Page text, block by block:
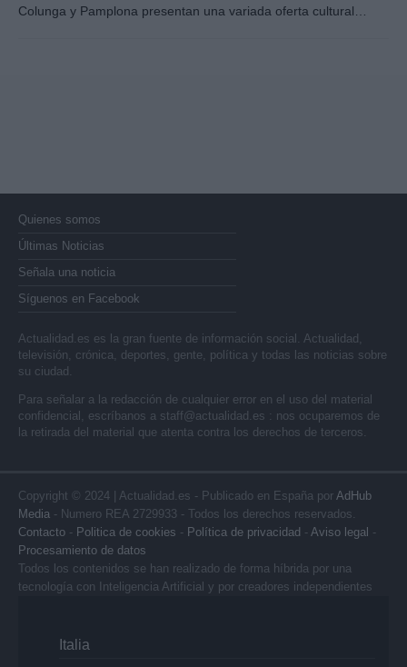
Colunga y Pamplona presentan una variada oferta cultural…
Quienes somos
Últimas Noticias
Señala una noticia
Síguenos en Facebook
Actualidad.es es la gran fuente de información social. Actualidad,
televisión, crónica, deportes, gente, política y todas las noticias sobre
su ciudad.
Para señalar a la redacción de cualquier error en el uso del material
confidencial, escríbanos a staff@actualidad.es : nos ocuparemos de
la retirada del material que atenta contra los derechos de terceros.
Copyright © 2024 | Actualidad.es - Publicado en España por AdHub
Media - Numero REA 2729933 - Todos los derechos reservados.
Contacto - Politica de cookies - Política de privacidad - Aviso legal -
Procesamiento de datos
Todos los contenidos se han realizado de forma híbrida por una
tecnología con Inteligencia Artificial y por creadores independientes
Italia